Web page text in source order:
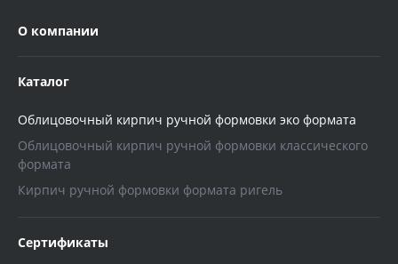
О компании
Каталог
Облицовочный кирпич ручной формовки эко формата
Облицовочный кирпич ручной формовки классического
формата
Кирпич ручной формовки формата ригель
Сертификаты